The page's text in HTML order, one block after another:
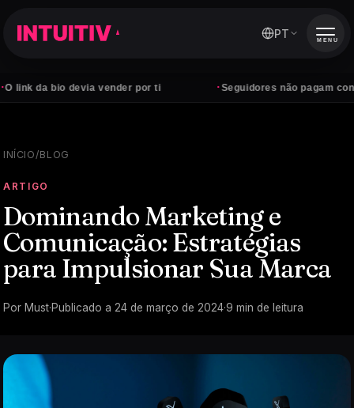
devia vender por ti Seguidores não pagam contas —
PT MENU
INÍCIO/BLOG
ARTIGO
Dominando Marketing e
Comunicação: Estratégias
para Impulsionar Sua Marca
Por Must·Publicado a 24 de março de 2024·9 min de leitura